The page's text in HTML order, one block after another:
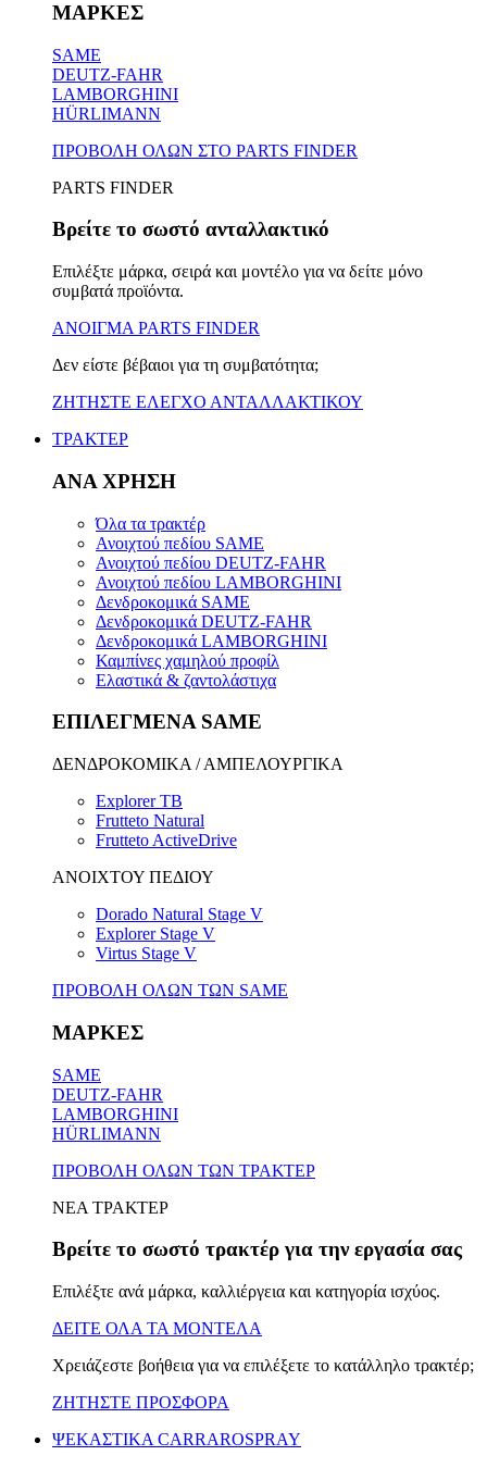
ΜΑΡΚΕΣ
SAME
DEUTZ-FAHR
LAMBORGHINI
HÜRLIMANN
ΠΡΟΒΟΛΗ ΟΛΩΝ ΣΤΟ PARTS FINDER
PARTS FINDER
Βρείτε το σωστό ανταλλακτικό
Επιλέξτε μάρκα, σειρά και μοντέλο για να δείτε μόνο
συμβατά προϊόντα.
ΑΝΟΙΓΜΑ PARTS FINDER
Δεν είστε βέβαιοι για τη συμβατότητα;
ΖΗΤΗΣΤΕ ΕΛΕΓΧΟ ΑΝΤΑΛΛΑΚΤΙΚΟΥ
ΤΡΑΚΤΕΡ
ΑΝΑ ΧΡΗΣΗ
Όλα τα τρακτέρ
Ανοιχτού πεδίου SAME
Ανοιχτού πεδίου DEUTZ-FAHR
Ανοιχτού πεδίου LAMBORGHINI
Δενδροκομικά SAME
Δενδροκομικά DEUTZ-FAHR
Δενδροκομικά LAMBORGHINI
Καμπίνες χαμηλού προφίλ
Ελαστικά & ζαντολάστιχα
ΕΠΙΛΕΓΜΕΝΑ SAME
ΔΕΝΔΡΟΚΟΜΙΚΑ / ΑΜΠΕΛΟΥΡΓΙΚΑ
Explorer TB
Frutteto Natural
Frutteto ActiveDrive
ΑΝΟΙΧΤΟΥ ΠΕΔΙΟΥ
Dorado Natural Stage V
Explorer Stage V
Virtus Stage V
ΠΡΟΒΟΛΗ ΟΛΩΝ ΤΩΝ SAME
ΜΑΡΚΕΣ
SAME
DEUTZ-FAHR
LAMBORGHINI
HÜRLIMANN
ΠΡΟΒΟΛΗ ΟΛΩΝ ΤΩΝ ΤΡΑΚΤΕΡ
ΝΕΑ ΤΡΑΚΤΕΡ
Βρείτε το σωστό τρακτέρ για την εργασία σας
Επιλέξτε ανά μάρκα, καλλιέργεια και κατηγορία ισχύος.
ΔΕΙΤΕ ΟΛΑ ΤΑ ΜΟΝΤΕΛΑ
Χρειάζεστε βοήθεια για να επιλέξετε το κατάλληλο τρακτέρ;
ΖΗΤΗΣΤΕ ΠΡΟΣΦΟΡΑ
ΨΕΚΑΣΤΙΚΑ CARRAROSPRAY